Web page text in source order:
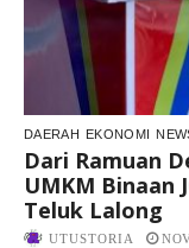
DAERAH EKONOMI
Dari Ramuan
UMKM Binaan
Teluk Lalong
UTUSTORIA